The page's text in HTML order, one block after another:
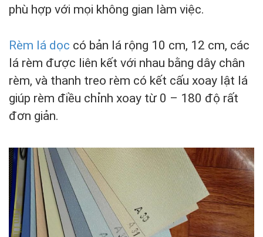
phù hợp với mọi không gian làm việc.
Rèm lá dọc có bản lá rộng 10 cm, 12 cm, các
lá rèm được liên kết với nhau bằng dây chân
rèm, và thanh treo rèm có kết cấu xoay lật lá
giúp rèm điều chỉnh xoay từ 0 – 180 độ rất
đơn giản.